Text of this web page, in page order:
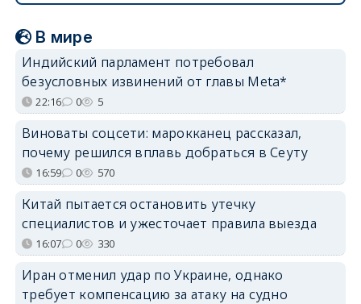
В мире
Индийский парламент потребовал
безусловных извинений от главы Meta*
22:16 0 5
Виноваты соцсети: марокканец рассказал,
почему решился вплавь добраться в Сеуту
16:59 0 570
Китай пытается остановить утечку
специалистов и ужесточает правила выезда
16:07 0 330
Иран отменил удар по Украине, однако
требует компенсацию за атаку на судно